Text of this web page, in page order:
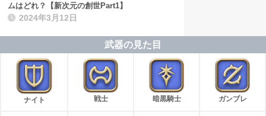
ムはどれ？【新次元の創世Part1】
2024年3月12日
武器の見た目
ナイト 戦士 暗黒騎士 ガンブレ